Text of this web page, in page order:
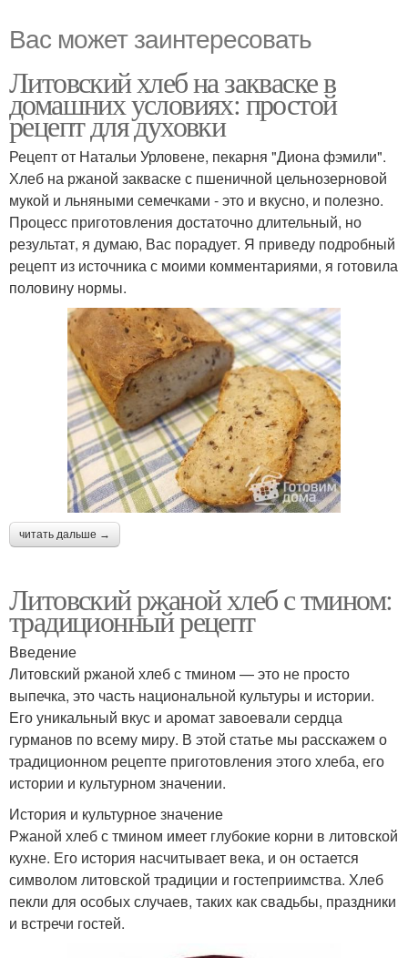
Вас может заинтересовать
Литовский хлеб на закваске в
домашних условиях: простой
рецепт для духовки
Рецепт от Натальи Урловене, пекарня "Диона фэмили".
Хлеб на ржаной закваске с пшеничной цельнозерновой
мукой и льняными семечками - это и вкусно, и полезно.
Процесс приготовления достаточно длительный, но
результат, я думаю, Вас порадует. Я приведу подробный
рецепт из источника с моими комментариями, я готовила
половину нормы.
читать дальше →
Литовский ржаной хлеб с тмином:
традиционный рецепт
Введение
Литовский ржаной хлеб с тмином — это не просто
выпечка, это часть национальной культуры и истории.
Его уникальный вкус и аромат завоевали сердца
гурманов по всему миру. В этой статье мы расскажем о
традиционном рецепте приготовления этого хлеба, его
истории и культурном значении.
История и культурное значение
Ржаной хлеб с тмином имеет глубокие корни в литовской
кухне. Его история насчитывает века, и он остается
символом литовской традиции и гостеприимства. Хлеб
пекли для особых случаев, таких как свадьбы, праздники
и встречи гостей.